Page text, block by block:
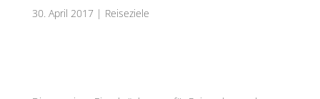
30. April 2017| Reiseziele